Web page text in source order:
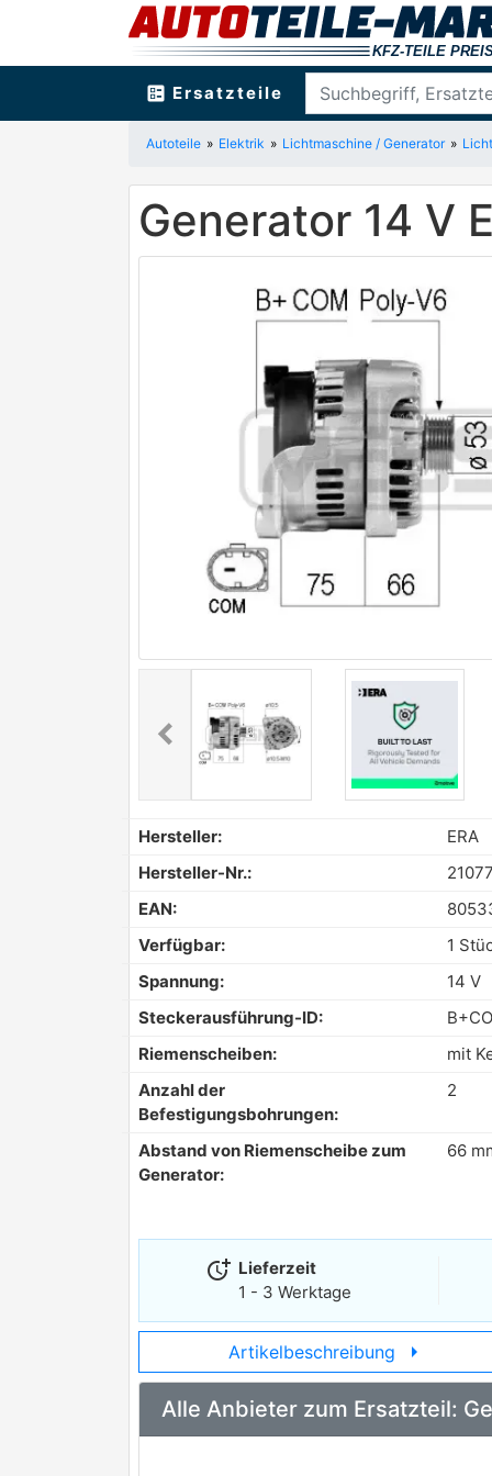
ballot Ersatzteile
Autoteile Elektrik Lichtmaschine / Generator
Generator 14 V
chevron_leftPrevious
Hersteller: ERA
Hersteller-Nr.:
EAN:
Verfügbar:
1
Spannung:
14 V
Steckerausführung-ID:
Riemenscheiben:
mit
Anzahl der
Befestigungsbohrungen:
2
Abstand von Riemenscheibe zum
Generator:
66
more_time Lieferzeit
1 - 3 Werktage
Artikelbeschreibung arrow_right
Alle Anbieter zum Ersatzteil: